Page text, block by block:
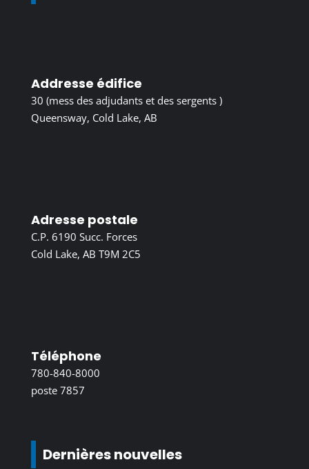
Addresse édifice
30 (mess des adjudants et des sergents )
Queensway, Cold Lake, AB
Adresse postale
C.P. 6190 Succ. Forces
Cold Lake, AB T9M 2C5
Téléphone
780-840-8000
poste 7857
Dernières nouvelles